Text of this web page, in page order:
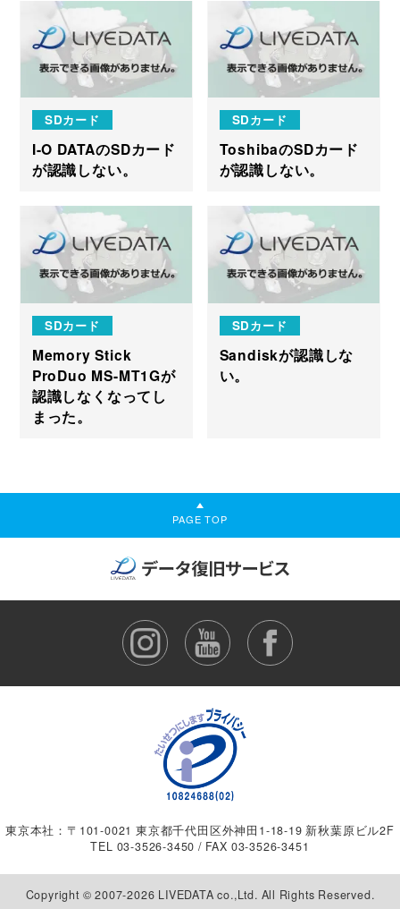
SDカード
I-O DATAのSDカード
が認識しない。
SDカード
ToshibaのSDカード
が認識しない。
SDカード
Memory Stick
ProDuo MS-MT1Gが
認識しなくなってし
まった。
SDカード
Sandiskが認識しな
い。
PAGE TOP
東京本社：〒101-0021 東京都千代田区外神田1-18-19 新秋葉原ビル2F
TEL 03-3526-3450 / FAX 03-3526-3451
Copyright © 2007-2026 LIVEDATA co.,Ltd. All Rights Reserved.